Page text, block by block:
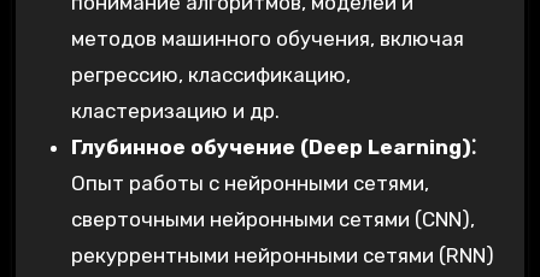
методов машинного обучения, включая
регрессию, классификацию,
кластеризацию и др.
Глубинное обучение (Deep Learning)⁚
Опыт работы с нейронными сетями,
сверточными нейронными сетями (CNN),
рекуррентными нейронными сетями (RNN)